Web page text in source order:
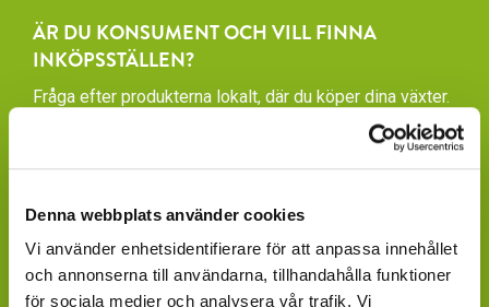
Denna webbplats använder cookies
Vi använder enhetsidentifierare för att anpassa innehållet
och annonserna till användarna, tillhandahålla funktioner
för sociala medier och analysera vår trafik. Vi
ÄR DU KONSUMENT OCH VILL FINNA
INKÖPSSTÄLLEN?
Fråga efter produkterna lokalt, där du köper dina växter.
Våra produkter finns under säsong tillgängliga att
beställa hos ett rikstäckande nätverk av återförsäljare
GARDENCENTER: Blomsterlandet, Granngården,
Hornbach, Plantagen, Bauhaus, Bogrönt och många
fristående GardenCenter och Handelsträdgårdar.